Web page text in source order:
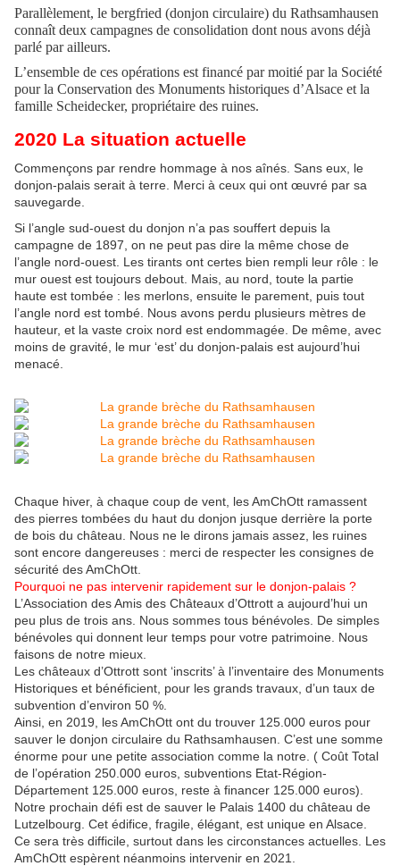
Parallèlement, le bergfried (donjon circulaire) du Rathsamhausen
connaît deux campagnes de consolidation dont nous avons déjà
parlé par ailleurs.
L’ensemble de ces opérations est financé par moitié par la Société
pour la Conservation des Monuments historiques d’Alsace et la
famille Scheidecker, propriétaire des ruines.
2020 La situation actuelle
Commençons par rendre hommage à nos aînés. Sans eux, le
donjon-palais serait à terre. Merci à ceux qui ont œuvré par sa
sauvegarde.
Si l’angle sud-ouest du donjon n’a pas souffert depuis la
campagne de 1897, on ne peut pas dire la même chose de
l’angle nord-ouest. Les tirants ont certes bien rempli leur rôle : le
mur ouest est toujours debout. Mais, au nord, toute la partie
haute est tombée : les merlons, ensuite le parement, puis tout
l’angle nord est tombé. Nous avons perdu plusieurs mètres de
hauteur, et la vaste croix nord est endommagée. De même, avec
moins de gravité, le mur ‘est’ du donjon-palais est aujourd’hui
menacé.
Chaque hiver, à chaque coup de vent, les AmChOtt ramassent
des pierres tombées du haut du donjon jusque derrière la porte
de bois du château. Nous ne le dirons jamais assez, les ruines
sont encore dangereuses : merci de respecter les consignes de
sécurité des AmChOtt.
Pourquoi ne pas intervenir rapidement sur le donjon-palais ?
L’Association des Amis des Châteaux d’Ottrott a aujourd’hui un
peu plus de trois ans. Nous sommes tous bénévoles. De simples
bénévoles qui donnent leur temps pour votre patrimoine. Nous
faisons de notre mieux.
Les châteaux d’Ottrott sont ‘inscrits’ à l’inventaire des Monuments
Historiques et bénéficient, pour les grands travaux, d’un taux de
subvention d’environ 50 %.
Ainsi, en 2019, les AmChOtt ont du trouver 125.000 euros pour
sauver le donjon circulaire du Rathsamhausen. C’est une somme
énorme pour une petite association comme la notre. ( Coût Total
de l’opération 250.000 euros, subventions Etat-Région-
Département 125.000 euros, reste à financer 125.000 euros).
Notre prochain défi est de sauver le Palais 1400 du château de
Lutzelbourg. Cet édifice, fragile, élégant, est unique en Alsace.
Ce sera très difficile, surtout dans les circonstances actuelles. Les
AmChOtt espèrent néanmoins intervenir en 2021.